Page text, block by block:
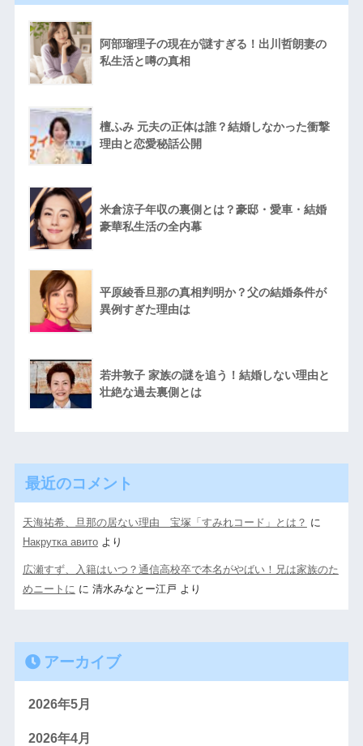
阿部瑠理子の現在が謎すぎる！出川哲朗妻の
私生活と噂の真相
檀ふみ 元夫の正体は誰？結婚しなかった衝撃
理由と恋愛秘話公開
米倉涼子年収の裏側とは？豪邸・愛車・結婚
豪華私生活の全内幕
平原綾香旦那の真相判明か？父の結婚条件が
異例すぎた理由は
若井敦子 家族の謎を追う！結婚しない理由と
壮絶な過去裏側とは
最近のコメント
天海祐希、旦那の居ない理由 宝塚「すみれコード」とは？ に
Накрутка авитоより
広瀬すず、入籍はいつ？通信高校卒で本名がやばい！兄は家族のた
めニートに に 清水みなとー江戸 より
アーカイブ
2026年5月
2026年4月